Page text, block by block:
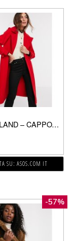
RIVER ISLAND – CAPPOTTO MONOPETTO ROSSO CON SPALLE SCIVOLATE
SU: ASOS.COM IT
-57%